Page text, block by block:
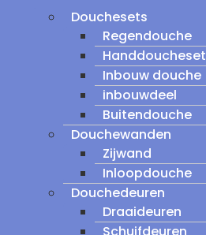
Douchesets
Regendouche
Handdoucheset
Inbouw douche
inbouwdeel
Buitendouche
Douchewanden
Zijwand
Inloopdouche
Douchedeuren
Draaideuren
Schuifdeuren